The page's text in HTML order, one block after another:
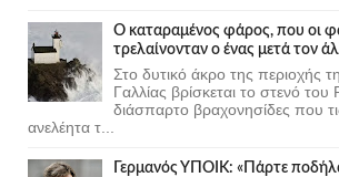
Ο καταραμένος φάρος, που οι
τρελαίνονταν ο ένας μετά τον
Στο δυτικό άκρο της περιοχής
Γαλλίας βρίσκεται το στενό του
διάσπαρτο βραχονησίδες που
ανελέητα τ...
Γερμανός ΥΠΟΙΚ: «Πάρτε